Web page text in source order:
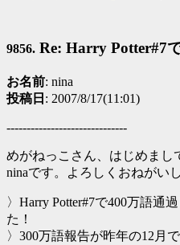
9856. Re: Harry Potter#7
お名前: nina
投稿日 : 2007/8/17(11:01)
------------------------------
めがねっこさん、はじめまし
ninaです。よろしくおねがい
〉Harry Potter#7で400万語通
た！
〉300万語報告が昨年の12月